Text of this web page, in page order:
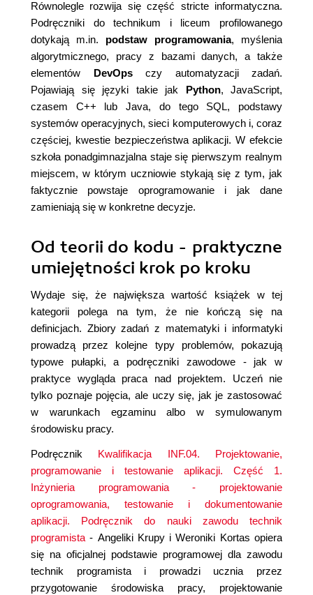
Równolegle rozwija się część stricte informatyczna.
Podręczniki do technikum i liceum profilowanego
dotykają m.in. podstaw programowania, myślenia
algorytmicznego, pracy z bazami danych, a także
elementów DevOpsczy automatyzacji zadań.
Pojawiają się języki takie jak Python, JavaScript,
czasem C++ lub Java, do tego SQL, podstawy
systemów operacyjnych, sieci komputerowych i, coraz
częściej, kwestie bezpieczeństwa aplikacji. W efekcie
szkoła ponadgimnazjalna staje się pierwszym realnym
miejscem, w którym uczniowie stykają się z tym, jak
faktycznie powstaje oprogramowanie i jak dane
zamieniają się w konkretne decyzje.
Od teorii do kodu - praktyczne
umiejętności krok po kroku
Wydaje się, że największa wartość książek w tej
kategorii polega na tym, że nie kończą się na
definicjach. Zbiory zadań z matematyki i informatyki
prowadzą przez kolejne typy problemów, pokazują
typowe pułapki, a podręczniki zawodowe - jak w
praktyce wygląda praca nad projektem. Uczeń nie
tylko poznaje pojęcia, ale uczy się, jak je zastosować
w warunkach egzaminu albo w symulowanym
środowisku pracy.
Podręcznik Kwalifikacja INF.04. Projektowanie,
programowanie i testowanie aplikacji. Część 1.
Inżynieria programowania - projektowanie
oprogramowania, testowanie i dokumentowanie
aplikacji. Podręcznik do nauki zawodu technik
programista - Angeliki Krupy i Weroniki Kortas opiera
się na oficjalnej podstawie programowej dla zawodu
technik programista i prowadzi ucznia przez
przygotowanie środowiska pracy, projektowanie